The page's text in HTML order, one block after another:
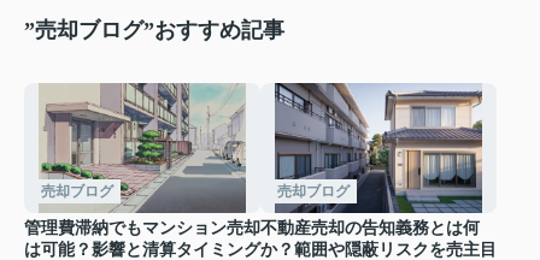
”売却ブログ”おすすめ記事
売却ブログ
管理費滞納でもマンション売却
は可能？影響と清算タイミング
売却ブログ
不動産売却の告知義務とは何
か？範囲や隠蔽リスクを売主目